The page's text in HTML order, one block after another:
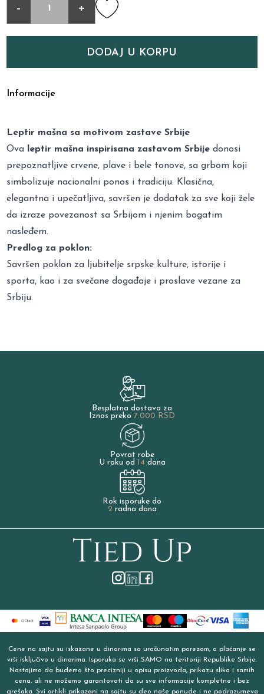
- +
DODAJ U KORPU
Informacije
Leptir mašna sa motivom zastave Srbije
Ova
leptir mašna inspirisana zastavom Srbije donosi
prepoznatljive crvene, plave i bele tonove, sa grbom koji
simbolizuje nacionalni ponos i tradiciju. Klasična,
elegantna i upečatljiva, savršen je dodatak za sve koji žele
da izraze povezanost sa Srbijom i njenim bogatim
nasleđem.
Predlog za poklon:
Savršen poklon za ljubitelje srpske kulture, istorije i
sporta, kao i za svečane događaje i proslave vezane za
Srbiju.
Besplatna dostava za
Iznos preko 7.000 RSD
Povrat robe
U roku od 14dana
Rok isporuke do
2radna dana
Cene na sajtu su iskazane u dinarima sa uračunatim porezom, a plaćanje se
vrši isključivo u dinarima. Isporuka se vrši SAMO na teritoriji Republike Srbije.
Nastojimo da budemo što precizniji u opisu proizvoda, prikazu slika i samih
cena, ali ne možemo garantovati da su sve informacije kompletne i bez
grešaka. Svi artikli prikazani na sajtu su deo naše ponude i ne podrazumeva